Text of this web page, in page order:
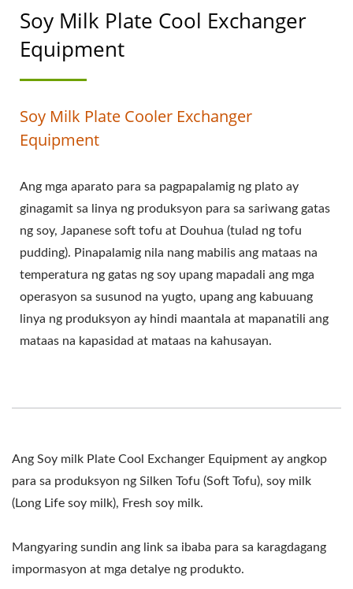
Soy Milk Plate Cool Exchanger
Equipment
Soy Milk Plate Cooler Exchanger
Equipment
Ang mga aparato para sa pagpapalamig ng plato ay
ginagamit sa linya ng produksyon para sa sariwang gatas
ng soy, Japanese soft tofu at Douhua (tulad ng tofu
pudding). Pinapalamig nila nang mabilis ang mataas na
temperatura ng gatas ng soy upang mapadali ang mga
operasyon sa susunod na yugto, upang ang kabuuang
linya ng produksyon ay hindi maantala at mapanatili ang
mataas na kapasidad at mataas na kahusayan.
Ang Soy milk Plate Cool Exchanger Equipment ay angkop
para sa produksyon ng Silken Tofu (Soft Tofu), soy milk
(Long Life soy milk), Fresh soy milk.
Mangyaring sundin ang link sa ibaba para sa karagdagang
impormasyon at mga detalye ng produkto.